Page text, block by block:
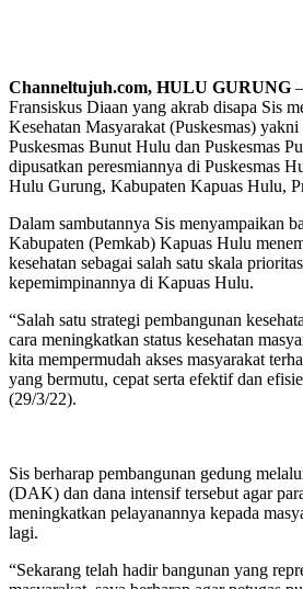
Channeltujuh.com, HULU GURUNG
Fransiskus Diaan yang akrab disapa Sis
Kesehatan Masyarakat (Puskesmas)
Puskesmas Bunut Hulu dan Puskesmas
dipusatkan peresmiannya di Puskesmas
Hulu Gurung, Kabupaten Kapuas Hulu,
Dalam sambutannya Sis menyampaikan
Kabupaten (Pemkab) Kapuas Hulu
kesehatan sebagai salah satu skala
kepemimpinannya di Kapuas Hulu.
“Salah satu strategi pembangunan
cara meningkatkan status kesehatan
kita mempermudah akses masyarakat
yang bermutu, cepat serta efektif dan
(29/3/22).
Sis berharap pembangunan gedung
(DAK) dan dana intensif tersebut agar
meningkatkan pelayanannya kepada
lagi.
“Sekarang telah hadir bangunan yang